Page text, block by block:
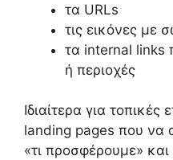
τα URLs
τις εικόνες με
τα internal links
ή περιοχές
Ιδιαίτερα για τοπικές
landing pages που να
«τι προσφέρουμε»